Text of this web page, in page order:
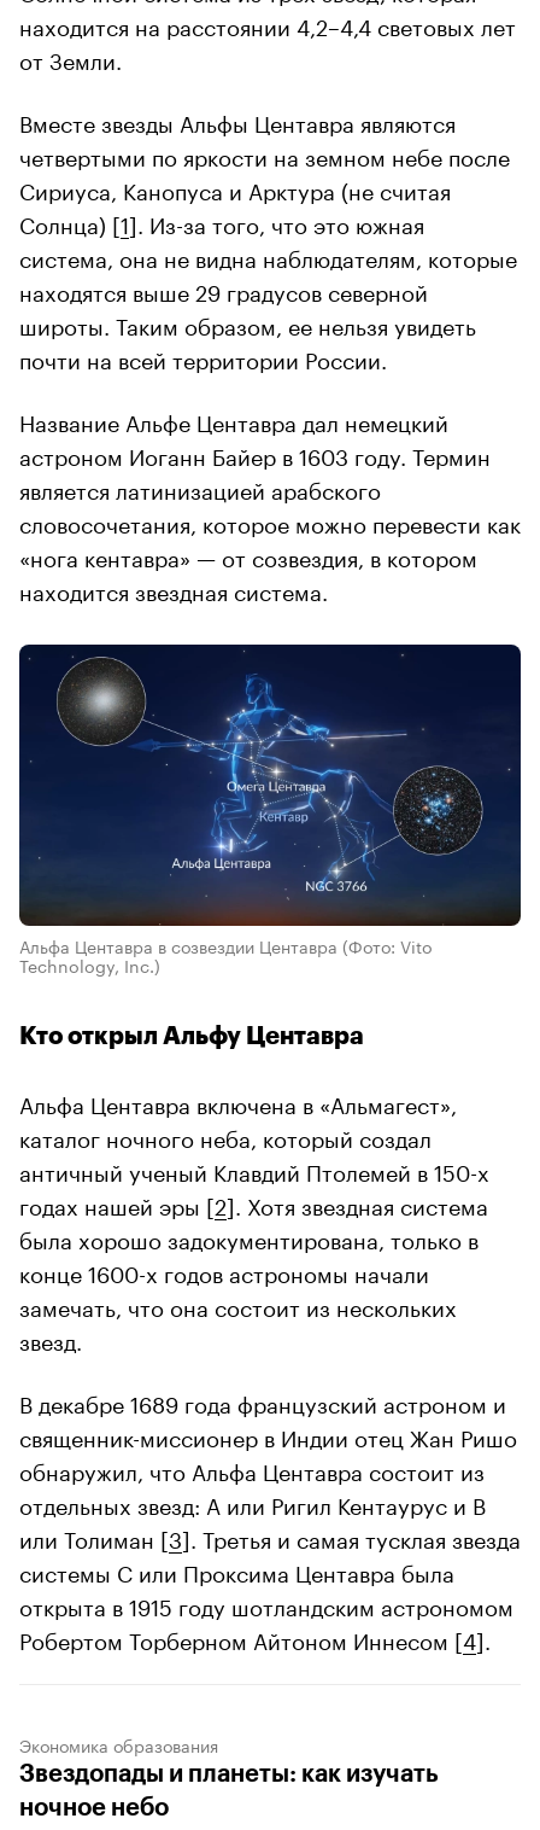
находится на расстоянии 4,2–4,4 световых лет
от Земли.
Вместе звезды Альфы Центавра являются
четвертыми по яркости на земном небе после
Сириуса, Канопуса и Арктура (не считая
Солнца) [1]. Из-за того, что это южная
система, она не видна наблюдателям, которые
находятся выше 29 градусов северной
широты. Таким образом, ее нельзя увидеть
почти на всей территории России.
Название Альфе Центавра дал немецкий
астроном Иоганн Байер в 1603 году. Термин
является латинизацией арабского
словосочетания, которое можно перевести как
«нога кентавра» — от созвездия, в котором
находится звездная система.
Альфа Центавра в созвездии Центавра (Фото: Vito
Technology, Inc.)
Кто открыл Альфу Центавра
Альфа Центавра включена в «Альмагест»,
каталог ночного неба, который создал
античный ученый Клавдий Птолемей в 150-х
годах нашей эры [2]. Хотя звездная система
была хорошо задокументирована, только в
конце 1600-х годов астрономы начали
замечать, что она состоит из нескольких
звезд.
В декабре 1689 года французский астроном и
священник-миссионер в Индии отец Жан Ришо
обнаружил, что Альфа Центавра состоит из
отдельных звезд: А или Ригил Кентаурус и В
или Толиман [3]. Третья и самая тусклая звезда
системы C или Проксима Центавра была
открыта в 1915 году шотландским астрономом
Робертом Торберном Айтоном Иннесом [4].
Экономика образования
Звездопады и планеты: как изучать
ночное небо